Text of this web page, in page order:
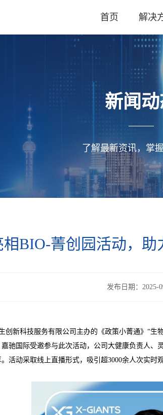
首页 解决
新闻
了解最新资讯，掌
相BIO-菁创园活动，
发布日期：2025-
创新科技服务有限公司主办的《政策小菁通》“
驰国际受邀参与此次活动，公司大健康负责人
活动采取线上直播形式，吸引超3000余人次实时